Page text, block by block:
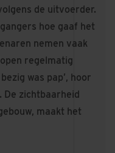
de uitvoerder.
hoe gaaf het
nemen vaak
regelmatig
was pap’, hoor
De zichtbaarheid
maakt het